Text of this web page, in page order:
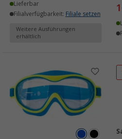
Lieferbar
Filialverfügbarkeit: Filiale setzen
Weitere Ausführungen
erhältlich